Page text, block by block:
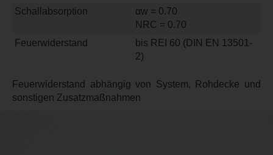
Schallabsorption
αw = 0.70
NRC = 0.70
Feuerwiderstand
bis REI 60 (DIN EN 13501-
2)
Feuerwiderstand abhängig von System, Rohdecke und
sonstigen Zusatzmaßnahmen